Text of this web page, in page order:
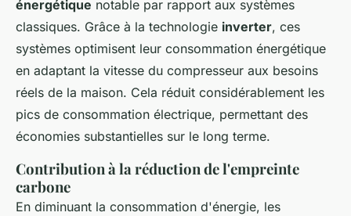
énergétique notable par rapport aux systèmes
classiques. Grâce à la technologie inverter, ces
systèmes optimisent leur consommation énergétique
en adaptant la vitesse du compresseur aux besoins
réels de la maison. Cela réduit considérablement les
pics de consommation électrique, permettant des
économies substantielles sur le long terme.
Contribution à la réduction de l'empreinte
carbone
En diminuant la consommation d'énergie, les